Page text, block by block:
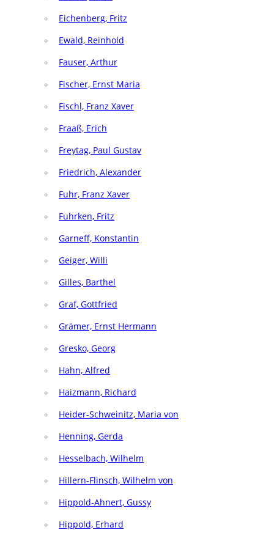
Eichenberg, Fritz
Ewald, Reinhold
Fauser, Arthur
Fischer, Ernst Maria
Fischl, Franz Xaver
Fraaß, Erich
Freytag, Paul Gustav
Friedrich, Alexander
Fuhr, Franz Xaver
Fuhrken, Fritz
Garneff, Konstantin
Geiger, Willi
Gilles, Barthel
Graf, Gottfried
Grämer, Ernst Hermann
Gresko, Georg
Hahn, Alfred
Haizmann, Richard
Heider-Schweinitz, Maria von
Henning, Gerda
Hesselbach, Wilhelm
Hillern-Flinsch, Wilhelm von
Hippold-Ahnert, Gussy
Hippold, Erhard